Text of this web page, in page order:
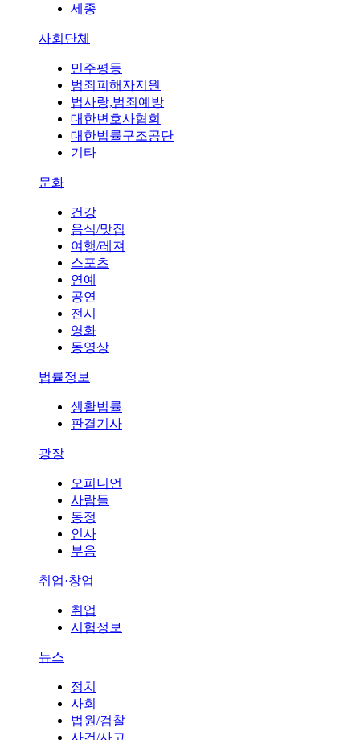
세종
사회단체
민주평등
범죄피해자지원
법사랑,범죄예방
대한변호사협회
대한법률구조공단
기타
문화
건강
음식/맛집
여행/레져
스포츠
연예
공연
전시
영화
동영상
법률정보
생활법률
판결기사
광장
오피니언
사람들
동정
인사
부음
취업·창업
취업
시험정보
뉴스
정치
사회
법원/검찰
사건/사고